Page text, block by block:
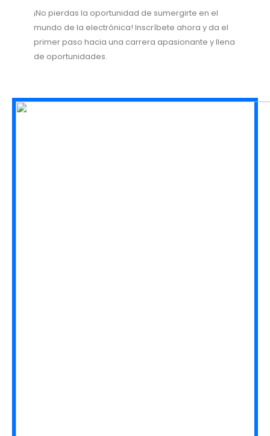
¡No pierdas la oportunidad de sumergirte en el
mundo de la electrónica! Inscríbete ahora y da el
primer paso hacia una carrera apasionante y llena
de oportunidades.